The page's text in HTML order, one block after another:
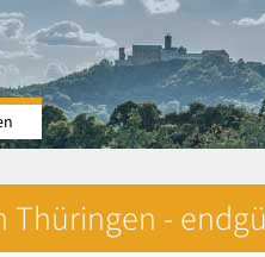
Thüringen -